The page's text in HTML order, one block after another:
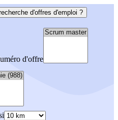
d'offres d'emploi ?
d'offre